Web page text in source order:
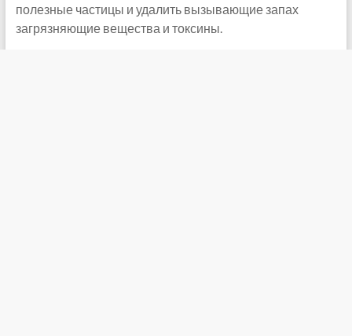
полезные частицы и удалить вызывающие запах
загрязняющие вещества и токсины.